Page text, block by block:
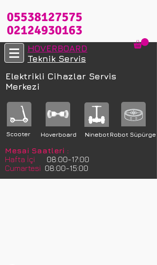
02124930163
05538127575
HOVERBOARD
Teknik Servis
Elektrikli Cihazlar Servis
Merkezi
Hoverboard Ninebot Robot Süpürge
Scooter
Mesai Saatleri :
Hafta İçi 08:00-17:00
Cumartesi 08:00-15:00